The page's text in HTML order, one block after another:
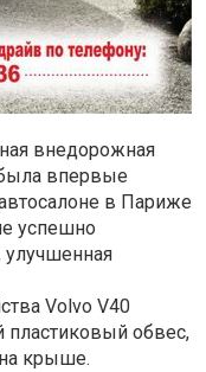
внедорожная
впервые
в Париже
успешно
улучшенная
Volvo V40
пластиковый обвес,
крыше.